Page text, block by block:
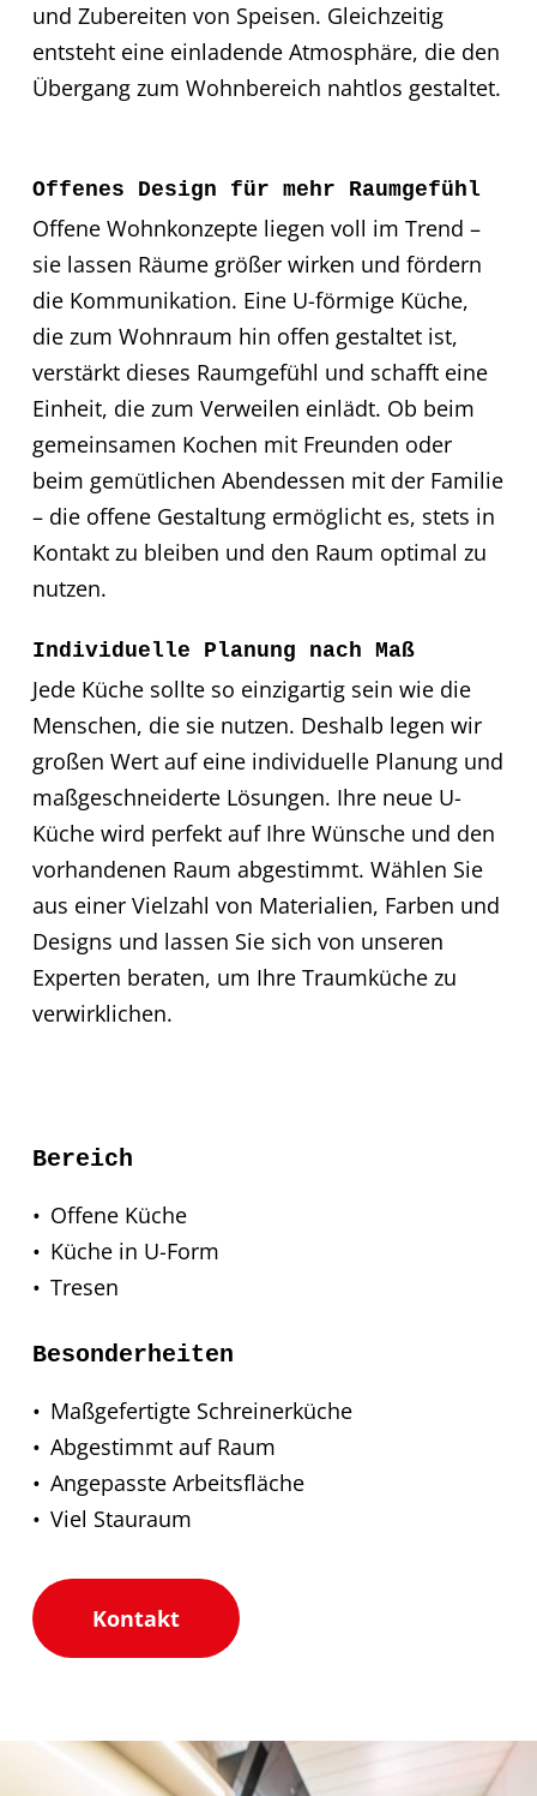
und Zubereiten von Speisen. Gleichzeitig
entsteht eine einladende Atmosphäre, die den
Übergang zum Wohnbereich nahtlos gestaltet.
Offenes Design für mehr Raumgefühl
Offene Wohnkonzepte liegen voll im Trend –
sie lassen Räume größer wirken und fördern
die Kommunikation. Eine U-förmige Küche,
die zum Wohnraum hin offen gestaltet ist,
verstärkt dieses Raumgefühl und schafft eine
Einheit, die zum Verweilen einlädt. Ob beim
gemeinsamen Kochen mit Freunden oder
beim gemütlichen Abendessen mit der Familie
– die offene Gestaltung ermöglicht es, stets in
Kontakt zu bleiben und den Raum optimal zu
nutzen.
Individuelle Planung nach Maß
Jede Küche sollte so einzigartig sein wie die
Menschen, die sie nutzen. Deshalb legen wir
großen Wert auf eine individuelle Planung und
maßgeschneiderte Lösungen. Ihre neue U-
Küche wird perfekt auf Ihre Wünsche und den
vorhandenen Raum abgestimmt. Wählen Sie
aus einer Vielzahl von Materialien, Farben und
Designs und lassen Sie sich von unseren
Experten beraten, um Ihre Traumküche zu
verwirklichen.
Bereich
Offene Küche
Küche in U-Form
Tresen
Besonderheiten
Maßgefertigte Schreinerküche
Abgestimmt auf Raum
Angepasste Arbeitsfläche
Viel Stauraum
Kontakt